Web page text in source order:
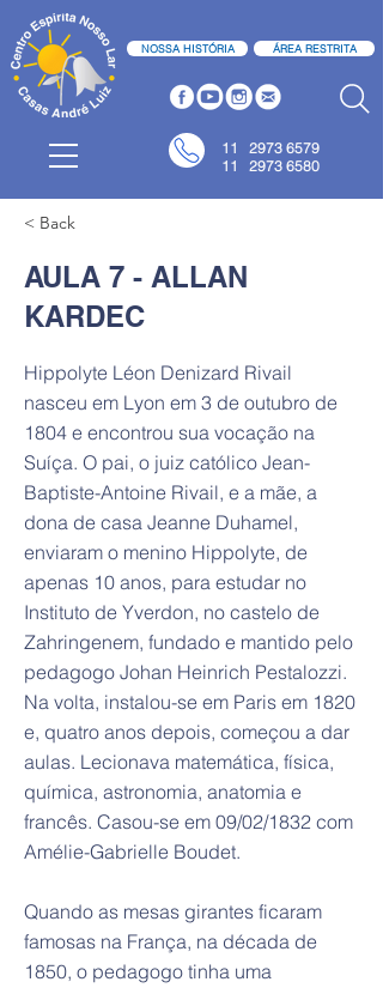
NOSSA HISTÓRIA ÁREA RESTRITA
11 2973 6579
11 2973 6580
< Back
AULA 7 - ALLAN
KARDEC
Hippolyte Léon Denizard Rivail
nasceu em Lyon em 3 de outubro de
1804 e encontrou sua vocação na
Suíça. O pai, o juiz católico Jean-
Baptiste-Antoine Rivail, e a mãe, a
dona de casa Jeanne Duhamel,
enviaram o menino Hippolyte, de
apenas 10 anos, para estudar no
Instituto de Yverdon, no castelo de
Zahringenem, fundado e mantido pelo
pedagogo Johan Heinrich Pestalozzi.
Na volta, instalou-se em Paris em 1820
e, quatro anos depois, começou a dar
aulas. Lecionava matemática, física,
química, astronomia, anatomia e
francês. Casou-se em 09/02/1832 com
Amélie-Gabrielle Boudet.
Quando as mesas girantes ficaram
famosas na França, na década de
1850, o pedagogo tinha uma